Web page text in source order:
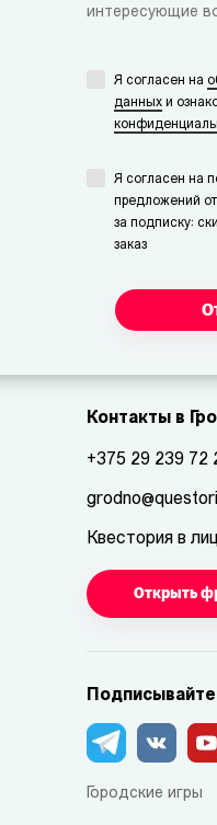
интересующие
Я согласен на
данных и
Я согласен на
предложений
за подписку:
заказ
Контакты в
+375 29 239 72
Квестория в
Открыть
Городские игры